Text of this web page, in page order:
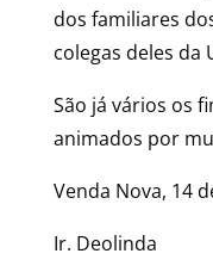
dos familiares
colegas deles da
São já vários os
animados por
Venda Nova, 14
Ir. Deolinda